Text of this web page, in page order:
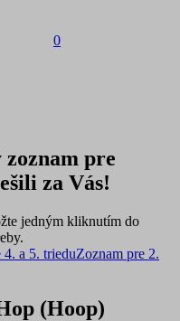
0
zoznam pre
za Vás!
jedným kliknutím do
4. a 5. trieduZoznam pre 2.
(Hoop)